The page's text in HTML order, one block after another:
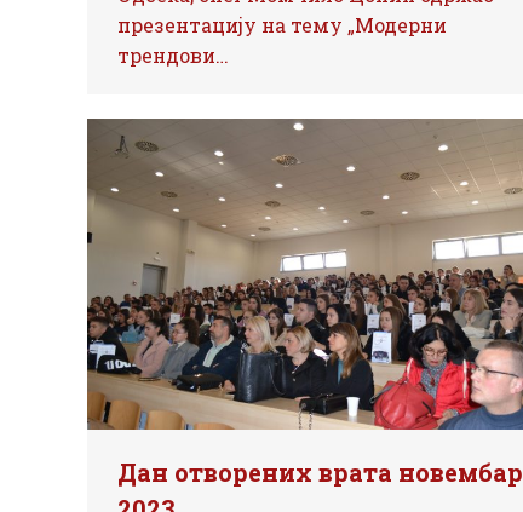
презентацију на тему „Модерни
трендови…
Дан отворених врата новембар